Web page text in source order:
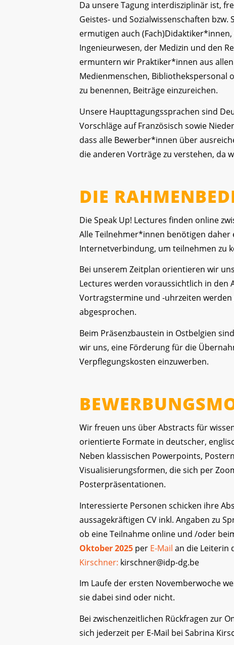
Da unsere Tagung interdisziplinär ist,
Geistes- und Sozialwissenschaften
ermutigen auch
Ingenieurwesen, der Medizin und den
ermuntern wir Praktiker*innen aus
Medienmenschen, Bibliothekspersonal
zu benennen, Beiträge einzureichen.
Unsere Haupttagungssprachen sind
Vorschläge auf Französisch sowie
dass alle Bewerber*innen über
die anderen Vorträge zu verstehen, da
DIE
Die Speak Up! Lectures finden online
Alle Teilnehmer*innen benötigen
Internetverbindung, um teilnehmen zu
Bei unserem Zeitplan orientieren wir
Lectures werden voraussichtlich in den
Vortragstermine und -uhrzeiten
abgesprochen.
Beim Präsenzbaustein in Ostbelgien
wir uns, eine Förderung für die
Verpflegungskosten einzuwerben.
Wir freuen uns über Abstracts für
orientierte Formate in deutscher,
Neben klassischen Powerpoints,
Visualisierungsformen, die sich per
Posterpräsentationen.
Interessierte Personen schicken ihre
aussagekräftigen CV inkl. Angaben zu
ob eine Teilnahme online und /oder
Oktober 2025 per E-Mail an die Leiterin
Kirschner: kirschner@idp-dg.be
Im Laufe der ersten Novemberwoche
sie dabei sind oder nicht.
Bei zwischenzeitlichen Rückfragen zur
sich jederzeit per E-Mail bei Sabrina